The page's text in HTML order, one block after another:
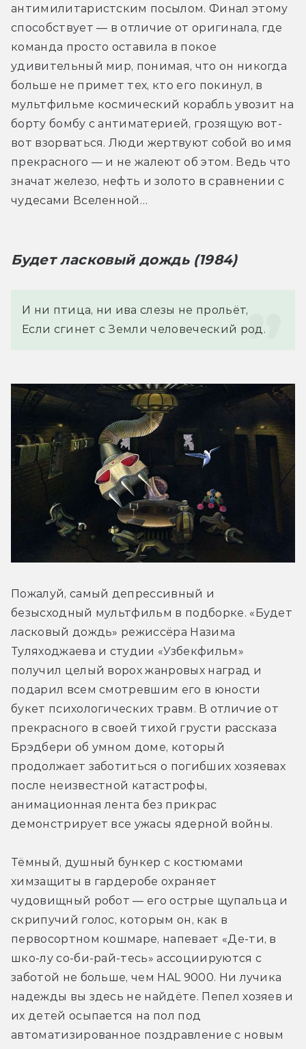
антимилитаристским посылом. Финал этому
способствует — в отличие от оригинала, где
команда просто оставила в покое
удивительный мир, понимая, что он никогда
больше не примет тех, кто его покинул, в
мультфильме космический корабль увозит на
борту бомбу с антиматерией, грозящую вот-
вот взорваться. Люди жертвуют собой во имя
прекрасного — и не жалеют об этом. Ведь что
значат железо, нефть и золото в сравнении с
чудесами Вселенной…
Будет ласковый дождь (1984)
И ни птица, ни ива слезы не прольёт,
Если сгинет с Земли человеческий род.
Пожалуй, самый депрессивный и
безысходный мультфильм в подборке. «Будет
ласковый дождь» режиссёра Назима
Туляходжаева и студии «Узбекфильм»
получил целый ворох жанровых наград и
подарил всем смотревшим его в юности
букет психологических травм. В отличие от
прекрасного в своей тихой грусти рассказа
Брэдбери об умном доме, который
продолжает заботиться о погибших хозяевах
после неизвестной катастрофы,
анимационная лента без прикрас
демонстрирует все ужасы ядерной войны.
Тёмный, душный бункер с костюмами
химзащиты в гардеробе охраняет
чудовищный робот — его острые щупальца и
скрипучий голос, которым он, как в
первосортном кошмаре, напевает «Де-ти, в
шко-лу со-би-рай-тесь» ассоциируются с
заботой не больше, чем HAL 9000. Ни лучика
надежды вы здесь не найдёте. Пепел хозяев и
их детей осыпается на пол под
автоматизированное поздравление с новым